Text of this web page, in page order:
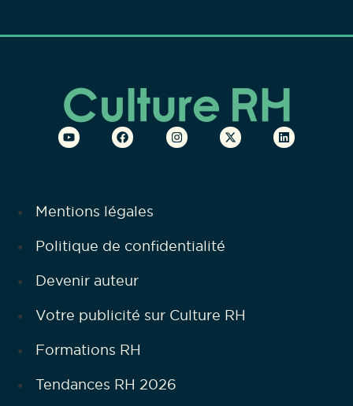
Mentions légales
Politique de confidentialité
Devenir auteur
Votre publicité sur Culture RH
Formations RH
Tendances RH 2026